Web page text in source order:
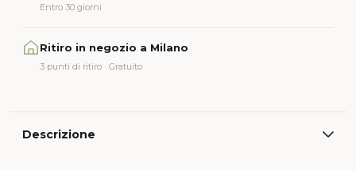
Entro 30 giorni
Ritiro in negozio a Milano
3 punti di ritiro · Gratuito
Descrizione